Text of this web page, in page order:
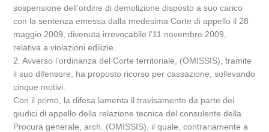
sospensione dell’ordine di demolizione disposto a suo carico
con la sentenza emessa dalla medesima Corte di appello il 28
maggio 2009, divenuta irrevocabile l’11 novembre 2009,
relativa a violazioni edilizie.
2. Avverso l’ordinanza del Corte territoriale, (OMISSIS), tramite
il suo difensore, ha proposto ricorso per cassazione, sollevando
cinque motivi.
Con il primo, la difesa lamenta il travisamento da parte dei
giudici di appello della relazione tecnica del consulente della
Procura generale, arch. (OMISSIS), il quale, contrariamente a